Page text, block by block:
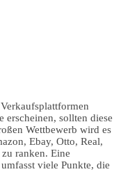
erscheinen, sollten diese
Wettbewerb wird es
Ebay, Otto, Real,
ranken. Eine
viele Punkte, die